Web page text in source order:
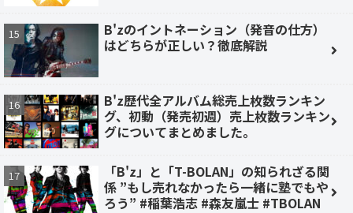
B'zのイントネーション（発音の仕方）
はどちらが正しい？徹底解説
B'z歴代全アルバム総売上枚数ランキン
グ、初動（発売初週）売上枚数ランキン
グについてまとめました。
「B'z」と「T-BOLAN」の知られざる関
係 ”もし売れなかったら一緒に塾でもや
ろう” #稲葉浩志 #森友嵐士 #TBOLAN